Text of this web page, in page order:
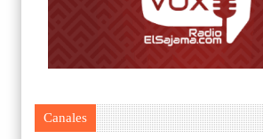
Canales